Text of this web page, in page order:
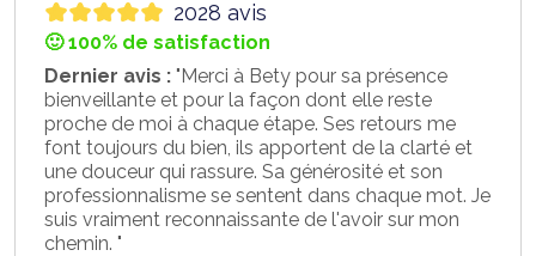
2028 avis
🙂 100% de satisfaction
Dernier avis : "Merci à Bety pour sa présence
bienveillante et pour la façon dont elle reste
proche de moi à chaque étape. Ses retours me
font toujours du bien, ils apportent de la clarté et
une douceur qui rassure. Sa générosité et son
professionnalisme se sentent dans chaque mot. Je
suis vraiment reconnaissante de l'avoir sur mon
chemin. "